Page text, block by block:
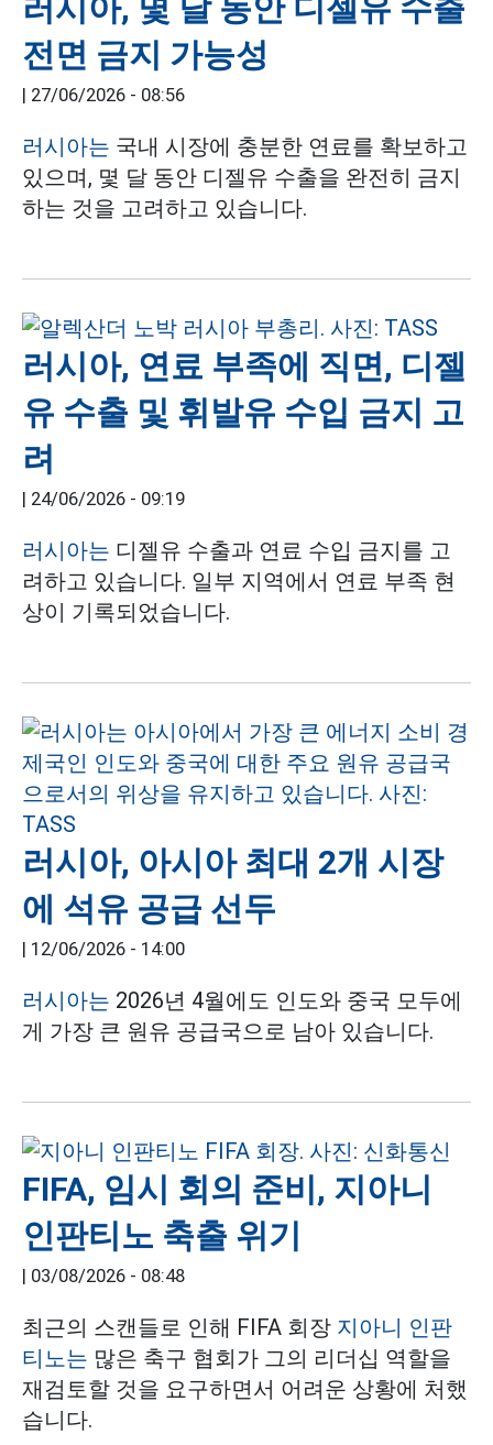
러시아, 몇 달 동안 디젤유 수출
전면 금지 가능성
| 27/06/2026 - 08:56
러시아는 국내 시장에 충분한 연료를 확보하고
있으며, 몇 달 동안 디젤유 수출을 완전히 금지
하는 것을 고려하고 있습니다.
러시아, 연료 부족에 직면, 디젤
유 수출 및 휘발유 수입 금지 고
려
| 24/06/2026 - 09:19
러시아는 디젤유 수출과 연료 수입 금지를 고
려하고 있습니다. 일부 지역에서 연료 부족 현
상이 기록되었습니다.
러시아, 아시아 최대 2개 시장
에 석유 공급 선두
| 12/06/2026 - 14:00
러시아는 2026년 4월에도 인도와 중국 모두에
게 가장 큰 원유 공급국으로 남아 있습니다.
FIFA, 임시 회의 준비, 지아니
인판티노 축출 위기
| 03/08/2026 - 08:48
최근의 스캔들로 인해 FIFA 회장 지아니 인판
티노는 많은 축구 협회가 그의 리더십 역할을
재검토할 것을 요구하면서 어려운 상황에 처했
습니다.